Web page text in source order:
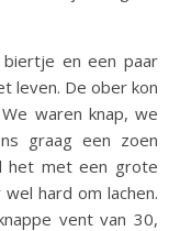
biertje en een paar
leven. De ober kon
waren knap, we
graag een zoen
het met een grote
hard om lachen.
vent van 30,